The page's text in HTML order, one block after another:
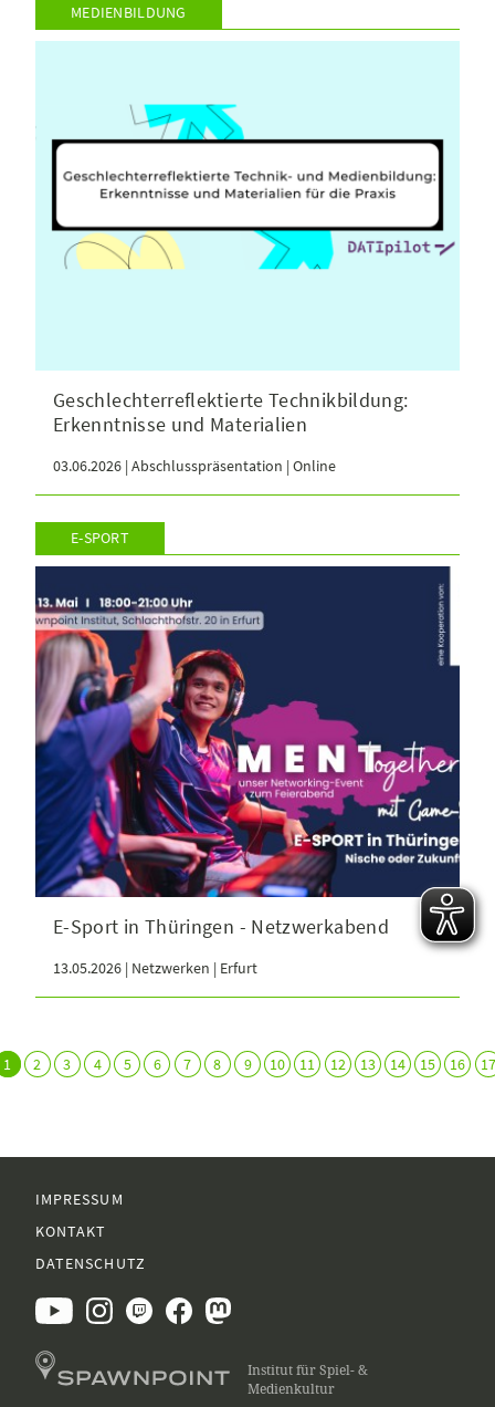
MEDIENBILDUNG
Geschlechterreflektierte Technikbildung:
Erkenntnisse und Materialien
03.06.2026 | Abschlusspräsentation | Online
E-SPORT
E-Sport in Thüringen - Netzwerkabend
13.05.2026 | Netzwerken | Erfurt
1 2 3 4 5 6 7 8 9 10 11 12 13 14 15 16 17
IMPRESSUM
KONTAKT
DATENSCHUTZ
Institut für Spiel- &
Medienkultur